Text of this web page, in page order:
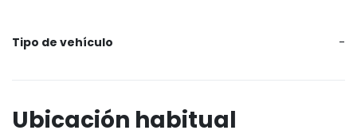
Tipo de vehículo -
Ubicación habitual